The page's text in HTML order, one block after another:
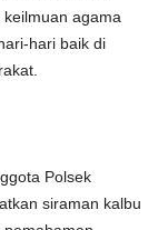
agama
hari baik di
Polsek
siraman kalbu